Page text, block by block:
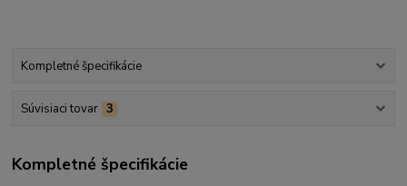
Kompletné špecifikácie
Súvisiaci tovar 3
Kompletné špecifikácie